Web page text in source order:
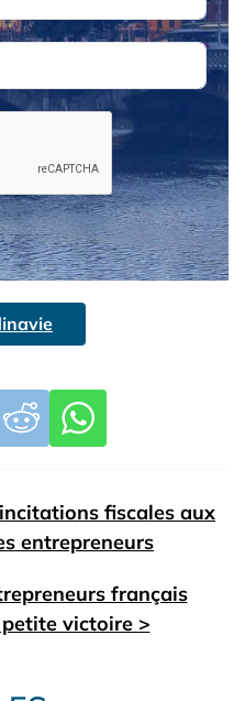
fiscales aux
entrepreneurs
français
victoire >